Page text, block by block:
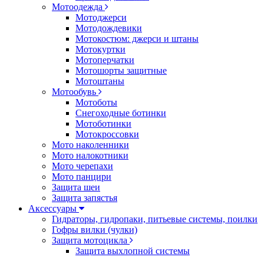
Мотоодежда
Мотоджерси
Мотодождевики
Мотокостюм: джерси и штаны
Мотокуртки
Мотоперчатки
Мотошорты защитные
Мотоштаны
Мотообувь
Мотоботы
Снегоходные ботинки
Мотоботинки
Мотокроссовки
Мото наколенники
Мото налокотники
Мото черепахи
Мото панцири
Защита шеи
Защита запястья
Аксессуары
Гидраторы, гидропаки, питьевые системы, поилки
Гофры вилки (чулки)
Защита мотоцикла
Защита выхлопной системы